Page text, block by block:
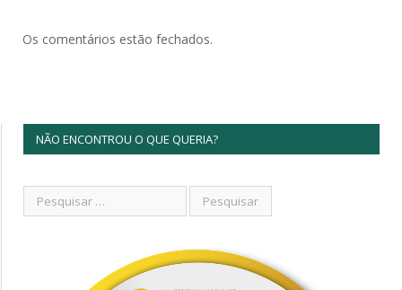
Os comentários estão fechados.
NÃO ENCONTROU O QUE QUERIA?